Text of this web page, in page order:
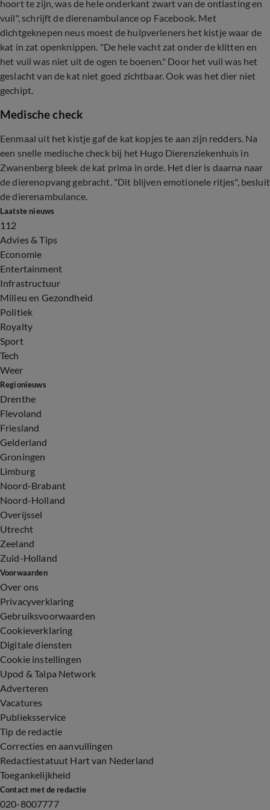
hoort te zijn, was de hele onderkant zwart van de ontlasting en
vuil", schrijft de dierenambulance op Facebook. Met
dichtgeknepen neus moest de hulpverleners het kistje waar de
kat in zat openknippen. "De hele vacht zat onder de klitten en
het vuil was niet uit de ogen te boenen." Door het vuil was het
geslacht van de kat niet goed zichtbaar. Ook was het dier niet
gechipt.
Medische check
Eenmaal uit het kistje gaf de kat kopjes te aan zijn redders. Na
een snelle medische check bij het Hugo Dierenziekenhuis in
Zwanenberg bleek de kat prima in orde. Het dier is daarna naar
de dierenopvang gebracht. "Dit blijven emotionele ritjes", besluit
de dierenambulance.
Laatste nieuws
112
Advies & Tips
Economie
Entertainment
Infrastructuur
Milieu en Gezondheid
Politiek
Royalty
Sport
Tech
Weer
Regionieuws
Drenthe
Flevoland
Friesland
Gelderland
Groningen
Limburg
Noord-Brabant
Noord-Holland
Overijssel
Utrecht
Zeeland
Zuid-Holland
Voorwaarden
Over ons
Privacyverklaring
Gebruiksvoorwaarden
Cookieverklaring
Digitale diensten
Cookie instellingen
Upod & Talpa Network
Adverteren
Vacatures
Publieksservice
Tip de redactie
Correcties en aanvullingen
Redactiestatuut Hart van Nederland
Toegankelijkheid
Contact met de redactie
020-8007777